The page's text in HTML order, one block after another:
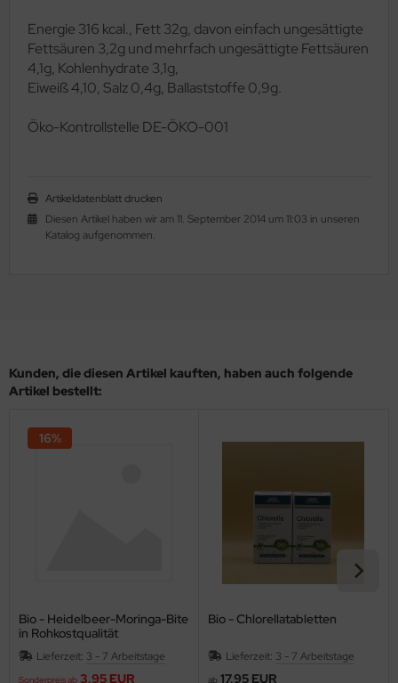
Energie 316 kcal., Fett 32g, davon einfach ungesättigte
Fettsäuren 3,2g und mehrfach ungesättigte Fettsäuren
4,1g, Kohlenhydrate 3,1g,
Eiweiß 4,10, Salz 0,4g, Ballaststoffe 0,9g.
Öko-Kontrollstelle DE-ÖKO-001
Artikeldatenblatt drucken
Diesen Artikel haben wir am 11. September 2014 um 11:03 in unseren
Katalog aufgenommen.
Kunden, die diesen Artikel kauften, haben auch folgende
Artikel bestellt:
Bio - Heidelbeer-Moringa-Bite
in Rohkostqualität
Lieferzeit: 3 - 7 Arbeitstage
Sonderpreis ab 3,95 EUR
16%
Bio - Chlorellatabletten
Lieferzeit: 3 - 7 Arbeitstage
ab 17,95 EUR